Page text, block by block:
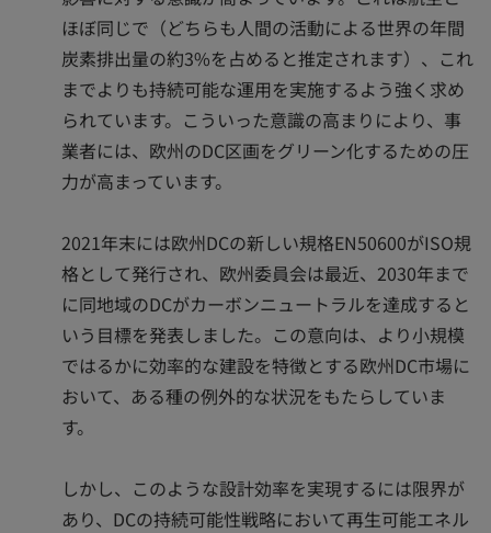
ほぼ同じで（どちらも人間の活動による世界の年間
炭素排出量の約3%を占めると推定されます）、これ
までよりも持続可能な運用を実施するよう強く求め
られています。こういった意識の高まりにより、事
業者には、欧州のDC区画をグリーン化するための圧
力が高まっています。
2021年末には欧州DCの新しい規格EN50600がISO規
格として発行され、欧州委員会は最近、2030年まで
に同地域のDCがカーボンニュートラルを達成すると
いう目標を発表しました。この意向は、より小規模
ではるかに効率的な建設を特徴とする欧州DC市場に
おいて、ある種の例外的な状況をもたらしていま
す。
しかし、このような設計効率を実現するには限界が
あり、DCの持続可能性戦略において再生可能エネル